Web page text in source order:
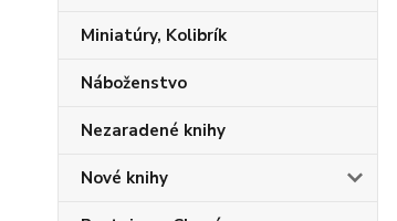
Miniatúry, Kolibrík
Náboženstvo
Nezaradené knihy
Nové knihy